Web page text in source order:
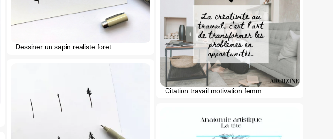
Dessiner un sapin realiste foret
Citation travail motivation femm